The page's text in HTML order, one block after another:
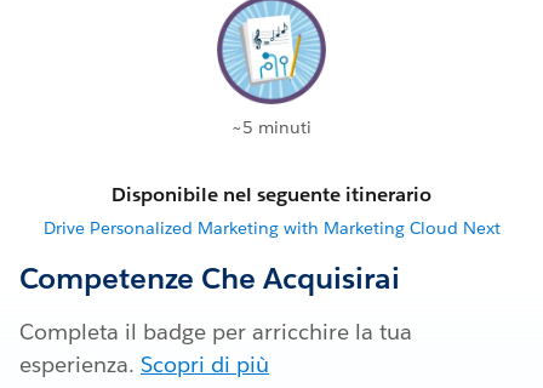
~5 minuti
Disponibile nel seguente itinerario
Drive Personalized Marketing with Marketing Cloud Next
Competenze Che Acquisirai
Completa il badge per arricchire la tua
esperienza. Scopri di più